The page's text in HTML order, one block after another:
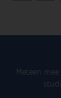
Meteen